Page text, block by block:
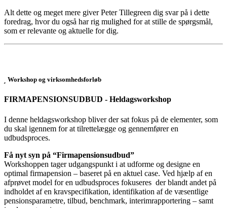
Alt dette og meget mere giver Peter Tillegreen dig svar på i dette
foredrag, hvor du også har rig mulighed for at stille de spørgsmål,
som er relevante og aktuelle for dig.
Workshop og virksomhedsforløb
FIRMAPENSIONSUDBUD - Heldagsworkshop
I denne heldagsworkshop bliver der sat fokus på de elementer, som
du skal igennem for at tilrettelægge og gennemfører en
udbudsproces.
Få nyt syn på “Firmapensionsudbud”
Workshoppen tager udgangspunkt i at udforme og designe en
optimal firmapension – baseret på en aktuel case. Ved hjælp af en
afprøvet model for en udbudsproces fokuseres der blandt andet på
indholdet af en kravspecifikation, identifikation af de væsentlige
pensionsparametre, tilbud, benchmark, interimrapportering – samt